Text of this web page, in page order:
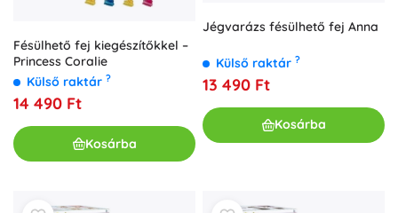
Fésülhető fej kiegészítőkkel –
Princess Coralie
Külső raktár ?
14 490 Ft
Kosárba
Jégvarázs fésülhető fej Anna
Külső raktár ?
13 490 Ft
Kosárba